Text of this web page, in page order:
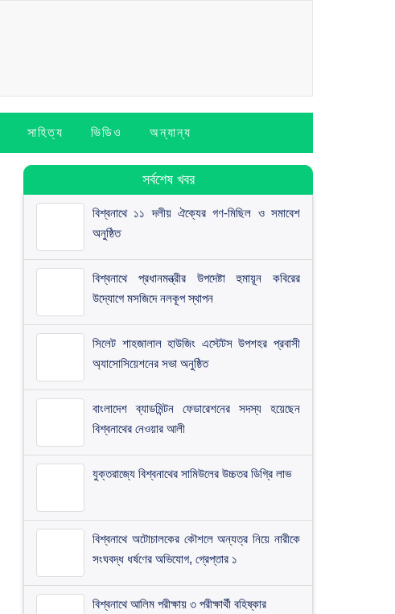
সাহিত্য ভিডিও অন্যান্য
সর্বশেষ খবর
বিশ্বনাথে ১১ দলীয় ঐক্যের গণ-মিছিল ও সমাবেশ
অনুষ্ঠিত
বিশ্বনাথে প্রধানমন্ত্রীর উপদেষ্টা হুমায়ূন কবিরের
উদ্যোগে মসজিদে নলকূপ স্থাপন
সিলেট শাহজালাল হাউজিং এস্টেটস উপশহর প্রবাসী
অ্যাসোসিয়েশনের সভা অনুষ্ঠিত
​বাংলাদেশ ব্যাডমিন্টন ফেডারেশনের সদস্য হয়েছেন
বিশ্বনাথের নেওয়ার আলী
যুক্তরাজ্যে বিশ্বনাথের সামিউলের উচ্চতর ডিগ্রি লাভ
বিশ্বনাথে অটোচালকের কৌশলে অন্যত্র নিয়ে নারীকে
সংঘবদ্ধ ধর্ষণের অভিযোগ, গ্রেপ্তার ১
বিশ্বনাথে আলিম পরীক্ষায় ৩ পরীক্ষার্থী বহিষ্কার